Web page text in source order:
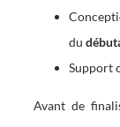
du
Support
Avant de